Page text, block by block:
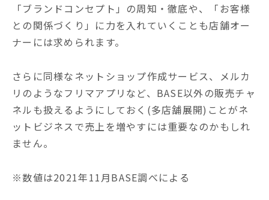
「ブランドコンセプト」の周知・徹底や、「お客様
との関係づくり」に力を入れていくことも店舗オー
ナーには求められます。
さらに同様なネットショップ作成サービス、メルカ
リのようなフリマアプリなど、BASE以外の販売チャ
ネルも扱えるようにしておく(多店舗展開)ことがネ
ットビジネスで売上を増やすには重要なのかもしれ
ません。
※数値は2021年11月BASE調べによる